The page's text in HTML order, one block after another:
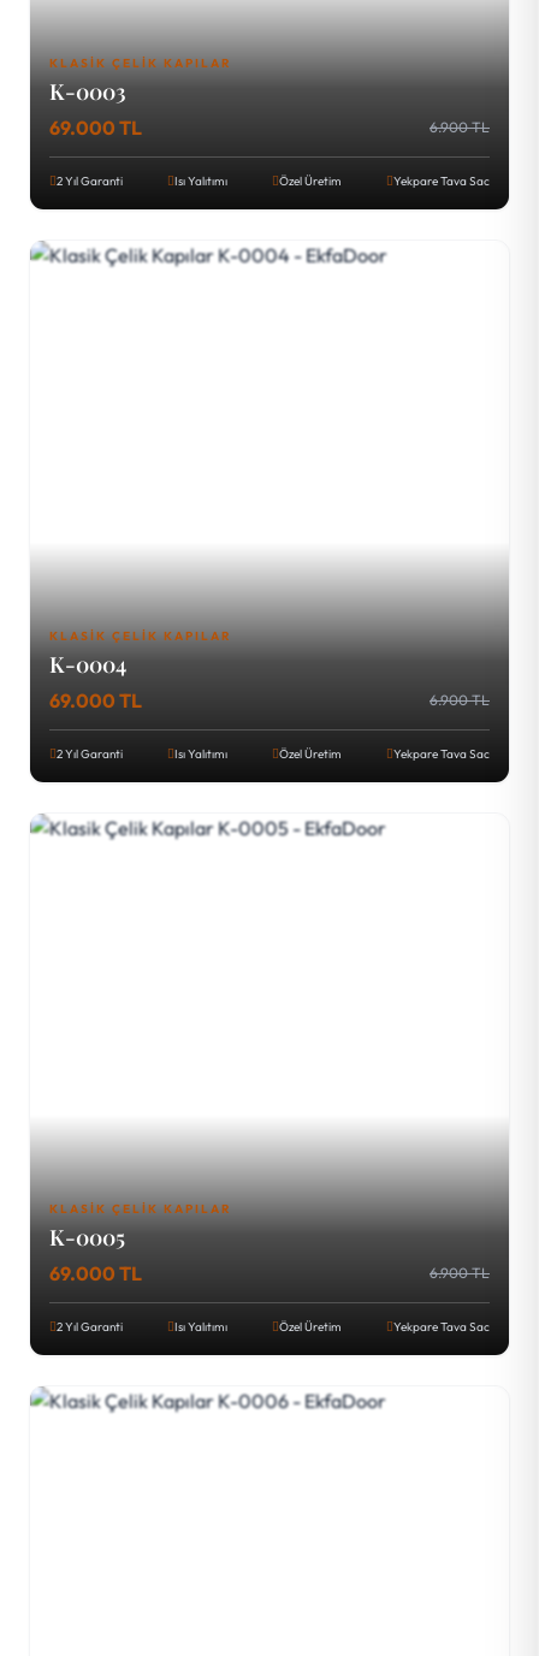
KLASIK ÇELIK KAPILAR
K-0003
69.000 TL 6.900 TL
2 Yıl Garanti Isı Yalıtımı Özel Üretim Yekpare Tava Sac
KLASIK ÇELIK KAPILAR
K-0004
69.000 TL 6.900 TL
2 Yıl Garanti Isı Yalıtımı Özel Üretim Yekpare Tava Sac
KLASIK ÇELIK KAPILAR
K-0005
69.000 TL 6.900 TL
2 Yıl Garanti Isı Yalıtımı Özel Üretim Yekpare Tava Sac